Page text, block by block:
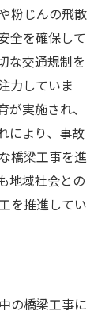
粉じんの飛散
全を確保して
な交通規制を
力していま
実施され、
により、事故
橋梁工事を進
地域社会との
を推進してい
の橋梁工事に